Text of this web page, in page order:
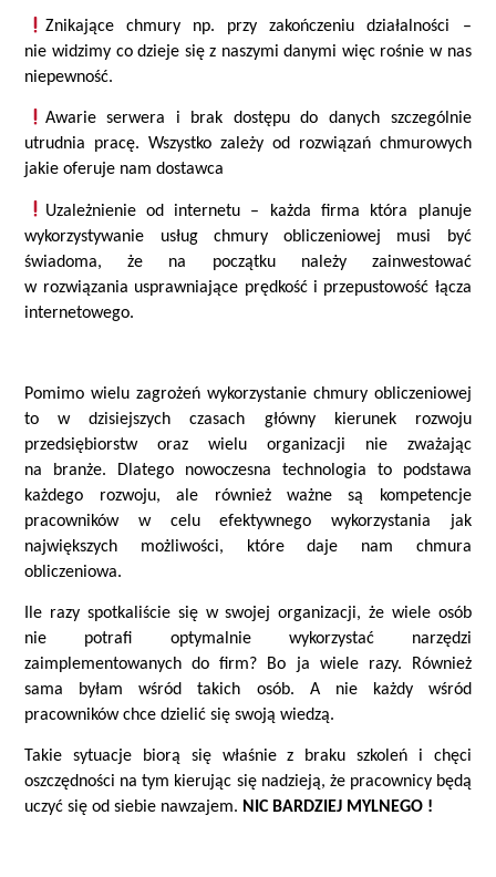
Znikające chmury np. przy zakończeniu działalności –
nie widzimy co dzieje się z naszymi danymi więc rośnie w nas
niepewność.
Awarie serwera i brak dostępu do danych szczególnie
utrudnia pracę. Wszystko zależy od rozwiązań chmurowych
jakie oferuje nam dostawca
Uzależnienie od internetu – każda firma która planuje
wykorzystywanie usług chmury obliczeniowej musi być
świadoma, że na początku należy zainwestować
w rozwiązania usprawniające prędkość i przepustowość łącza
internetowego.
Pomimo wielu zagrożeń wykorzystanie chmury obliczeniowej
to w dzisiejszych czasach główny kierunek rozwoju
przedsiębiorstw oraz wielu organizacji nie zważając
na branże. Dlatego nowoczesna technologia to podstawa
każdego rozwoju, ale również ważne są kompetencje
pracowników w celu efektywnego wykorzystania jak
największych możliwości, które daje nam chmura
obliczeniowa.
Ile razy spotkaliście się w swojej organizacji, że wiele osób
nie potrafi optymalnie wykorzystać narzędzi
zaimplementowanych do firm? Bo ja wiele razy. Również
sama byłam wśród takich osób. A nie każdy wśród
pracowników chce dzielić się swoją wiedzą.
Takie sytuacje biorą się właśnie z braku szkoleń i chęci
oszczędności na tym kierując się nadzieją, że pracownicy będą
uczyć się od siebie nawzajem. NIC BARDZIEJ MYLNEGO !